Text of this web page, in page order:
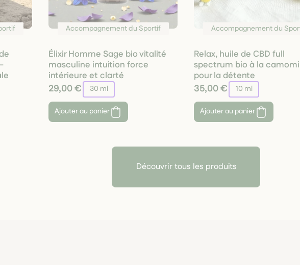
Accompagnement du Sportif
Élixir Homme Sage bio vitalité
masculine intuition force
intérieure et clarté
29,00 € 30 ml
Ajouter au panier
Accompagnement du
Relax, huile de CBD full
spectrum bio à la
pour la détente
35,00 € 10 ml
Ajouter au panier
Découvrir tous les produits